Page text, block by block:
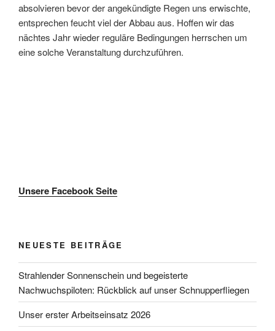
absolvieren bevor der angekündigte Regen uns erwischte,
entsprechen feucht viel der Abbau aus. Hoffen wir das
nächtes Jahr wieder reguläre Bedingungen herrschen um
eine solche Veranstaltung durchzuführen.
Unsere Facebook Seite
NEUESTE BEITRÄGE
Strahlender Sonnenschein und begeisterte
Nachwuchspiloten: Rückblick auf unser Schnupperfliegen
Unser erster Arbeitseinsatz 2026